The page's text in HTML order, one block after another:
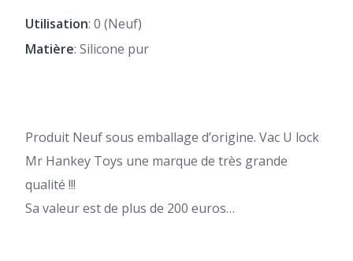
Utilisation: 0 (Neuf)
Matière: Silicone pur
Produit Neuf sous emballage d’origine. Vac U lock
Mr Hankey Toys une marque de très grande
qualité !!!
Sa valeur est de plus de 200 euros…